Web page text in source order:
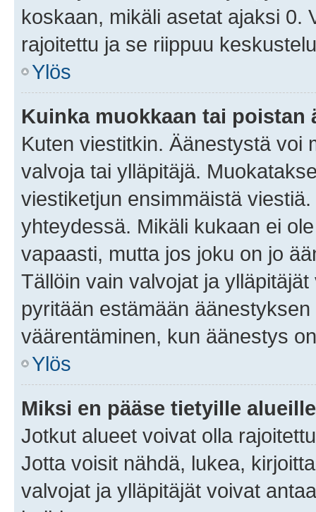
koskaan, mikäli asetat ajaksi 0.
rajoitettu ja se riippuu
Ylös
Kuinka muokkaan tai poistan
Kuten viestitkin. Äänestystä voi
valvoja tai ylläpitäjä.
viestiketjun ensimmäistä
yhteydessä. Mikäli kukaan ei
vapaasti, mutta jos joku on jo
Tällöin vain valvojat ja
pyritään estämään
väärentäminen, kun äänestys
Ylös
Miksi en pääse tietyille
Jotkut alueet voivat olla
Jotta voisit nähdä, lukea,
valvojat ja ylläpitäjät voivat